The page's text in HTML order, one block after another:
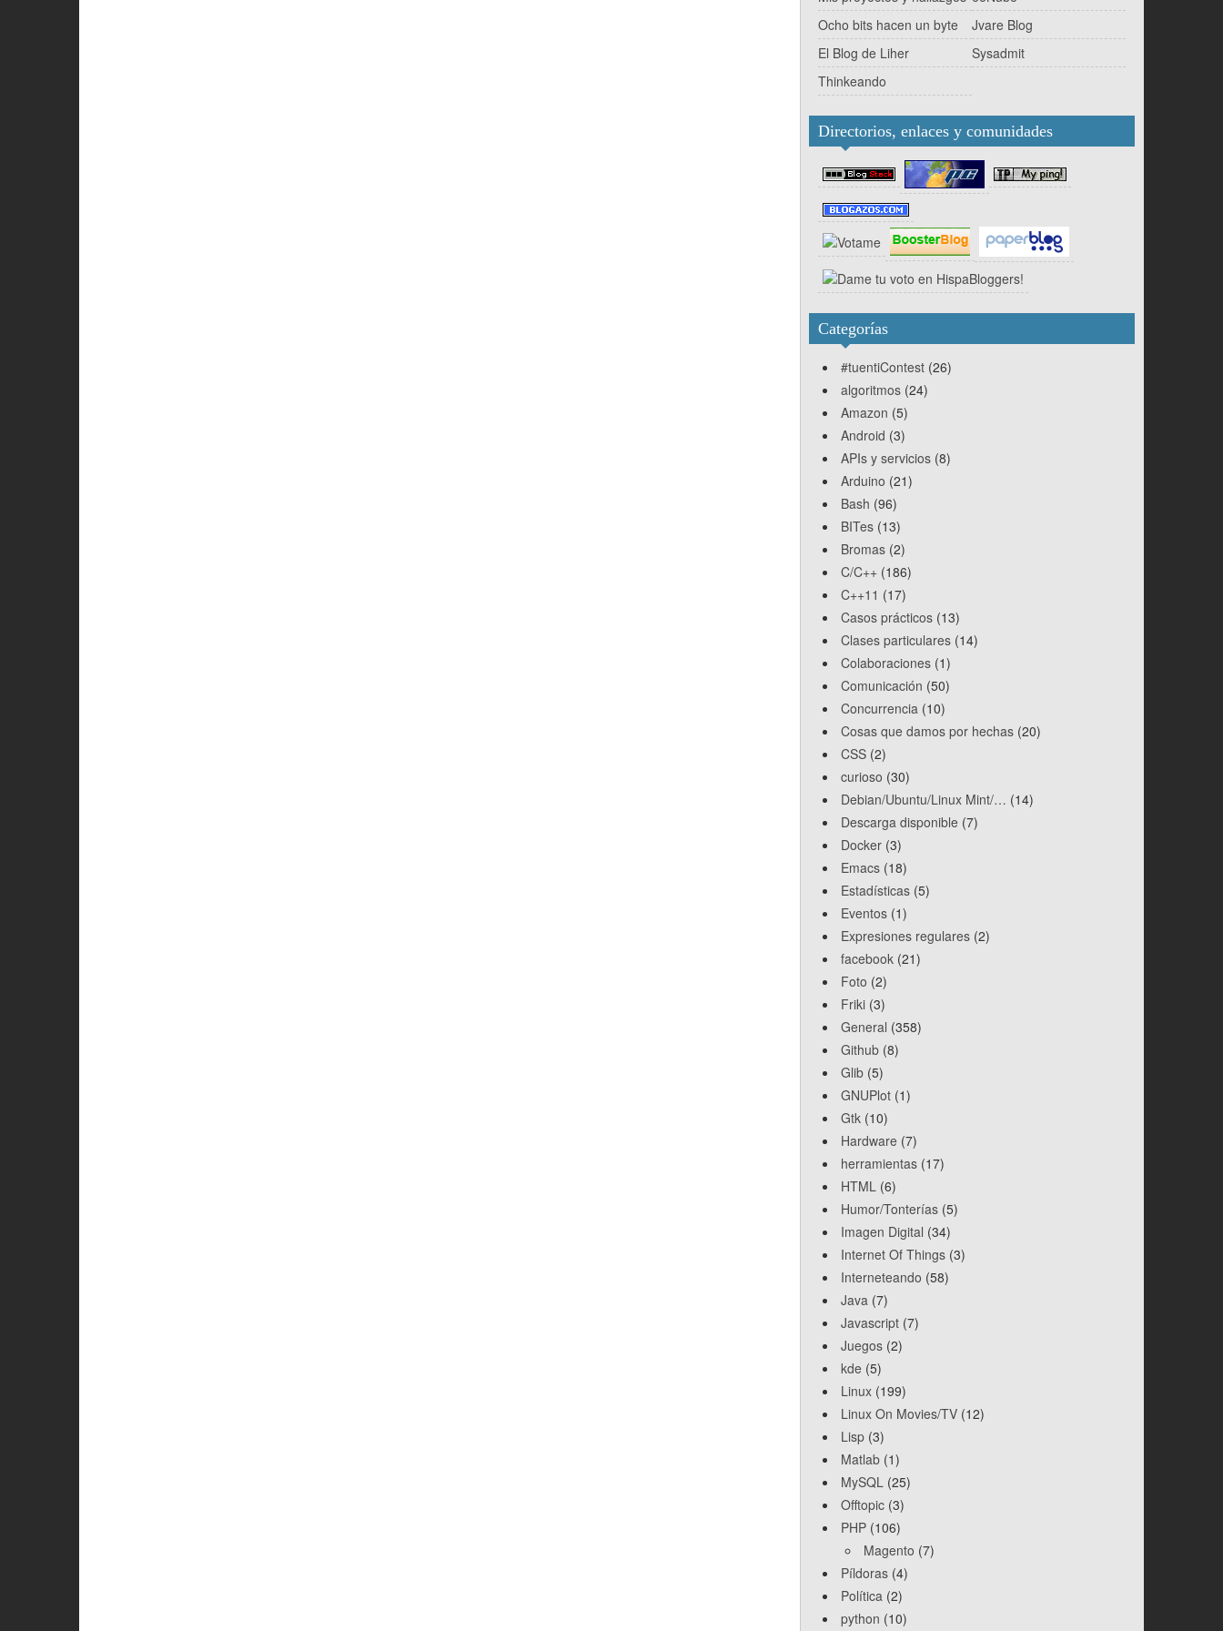
Ocho bits hacen un byte
Jvare Blog
El Blog de Liher
Sysadmit
Thinkeando
Directorios, enlaces y comunidades
Categorías
#tuentiContest (26)
algoritmos (24)
Amazon (5)
Android (3)
APIs y servicios (8)
Arduino (21)
Bash (96)
BITes (13)
Bromas (2)
C/C++ (186)
C++11 (17)
Casos prácticos (13)
Clases particulares (14)
Colaboraciones (1)
Comunicación (50)
Concurrencia (10)
Cosas que damos por hechas (20)
CSS (2)
curioso (30)
Debian/Ubuntu/Linux Mint/… (14)
Descarga disponible (7)
Docker (3)
Emacs (18)
Estadísticas (5)
Eventos (1)
Expresiones regulares (2)
facebook (21)
Foto (2)
Friki (3)
General (358)
Github (8)
Glib (5)
GNUPlot (1)
Gtk (10)
Hardware (7)
herramientas (17)
HTML (6)
Humor/Tonterías (5)
Imagen Digital (34)
Internet Of Things (3)
Interneteando (58)
Java (7)
Javascript (7)
Juegos (2)
kde (5)
Linux (199)
Linux On Movies/TV (12)
Lisp (3)
Matlab (1)
MySQL (25)
Offtopic (3)
PHP (106)
Magento (7)
Píldoras (4)
Política (2)
python (10)